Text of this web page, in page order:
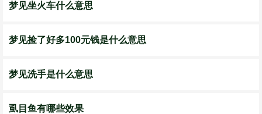
梦见坐火车什么意思
梦见捡了好多100元钱是什么意思
梦见洗手是什么意思
虱目鱼有哪些效果